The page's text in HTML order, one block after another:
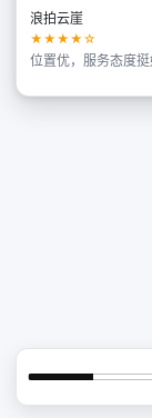
浪拍云崖
★★★★☆
位置优，服务态度挺